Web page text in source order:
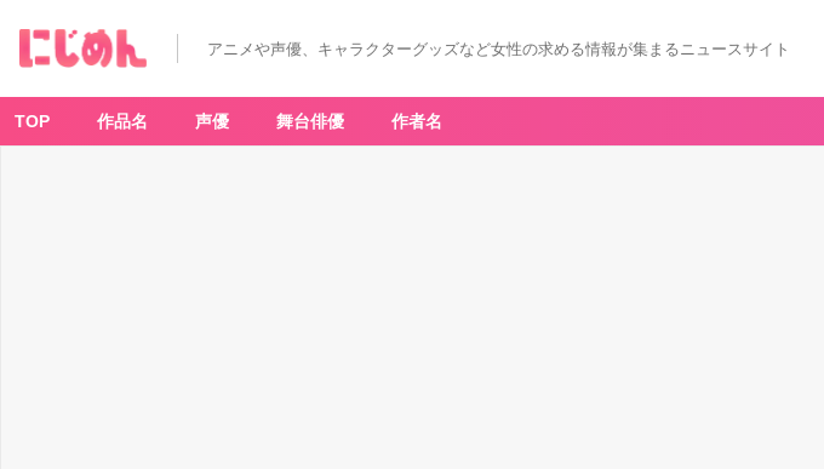
アニメや声優、キャラクターグッズなど女性の求める情報が集まるニュースサイト
TOP 作品名 声優 舞台俳優 作者名